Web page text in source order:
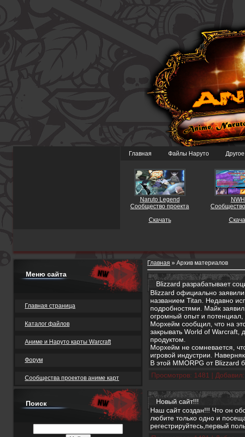
Главная Файлы Наруто
Naruto Legend
Сообщество проекта
Скачать
Меню сайта
Главная страница
Каталог файлов
Аниме и Наруто карты Warcraft
Форум
Сообщества проектов аниме карт
Поиск
Главная » Архив материалов
Blizzard разрабатывает
Blizzard официально
названием Titan. Недавно
подробностями. Майк
огромный опыт и потенциал,
Морхейм сообщил, что на
закрывать World of Warcraft,
продуктом.
Морхейм не сомневается,
игровой индустрии.
В этой MMORPG от Blizzard
Просмотров: 1481 | Добавил:
Новый сайт!!!
Наш сайт создан!!! Что он
любите только одно и
регестрируйтесь,первый